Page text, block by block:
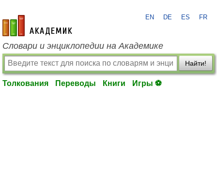
academic.ru
EN DE ES FR
Словари и энциклопедии на Академике
Найти!
Толкования Переводы Книги Игры ⚽